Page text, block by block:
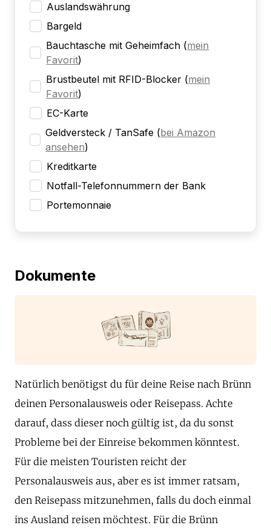
Auslandswährung
Bargeld
Bauchtasche mit Geheimfach (mein
Favorit)
Brustbeutel mit RFID-Blocker (mein
Favorit)
EC-Karte
Geldversteck / TanSafe (bei Amazon
ansehen)
Kreditkarte
Notfall-Telefonnummern der Bank
Portemonnaie
Dokumente
Natürlich benötigst du für deine Reise nach Brünn
deinen Personalausweis oder Reisepass. Achte
darauf, dass dieser noch gültig ist, da du sonst
Probleme bei der Einreise bekommen könntest.
Für die meisten Touristen reicht der
Personalausweis aus, aber es ist immer ratsam,
den Reisepass mitzunehmen, falls du doch einmal
ins Ausland reisen möchtest. Für die Brünn